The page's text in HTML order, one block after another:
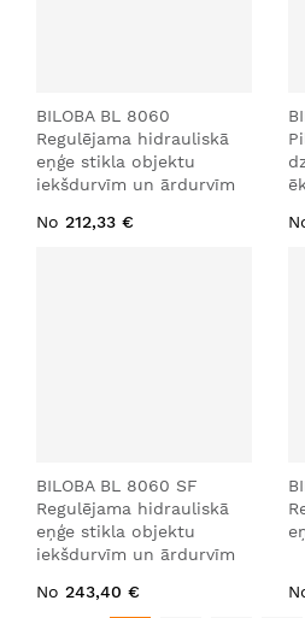
BILOBA BL 8060
Regulējama hidrauliskā
eņģe stikla objektu
iekšdurvīm un ārdurvīm
No 212,33 €
BILOBA BL 8060 SF
Regulējama hidrauliskā
eņģe stikla objektu
iekšdurvīm un ārdurvīm
No 243,40 €